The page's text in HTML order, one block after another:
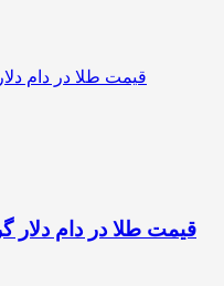
قیمت طلا در دام دلار